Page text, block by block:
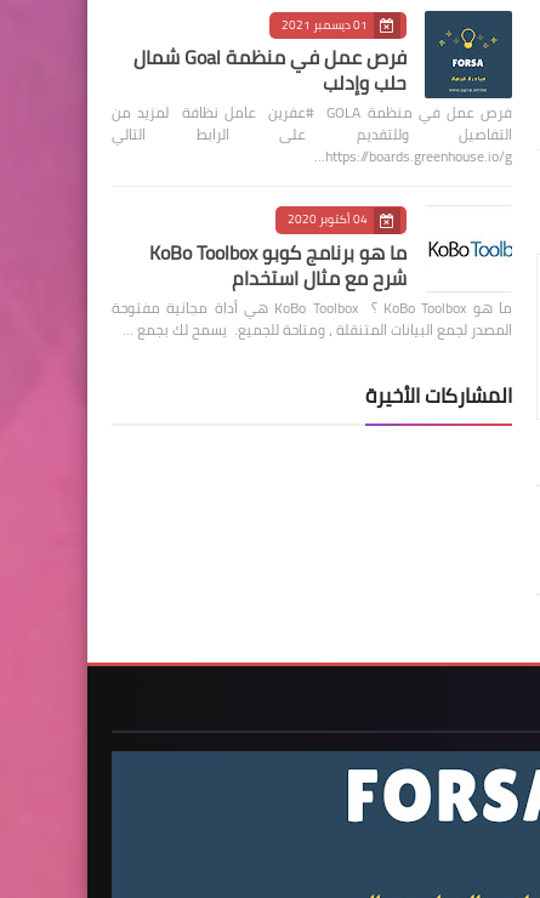
01 ديسمبر 2021
فرص عمل في منظمة Goal شمال
حلب وإدلب
فرص عمل في منظمة GOLA #عفرين عامل نظافة لمزيد من
التفاصيل وللتقديم على الرابط التالي
https://boards.greenhouse.io/g…
04 أكتوبر 2020
ما هو برنامج كوبو KoBo Toolbox
شرح مع مثال استخدام
ما هو KoBo Toolbox ؟ KoBo Toolbox هي أداة مجانية مفتوحة
المصدر لجمع البيانات المتنقلة ، ومتاحة للجميع. يسمح لك بجمع …
المشاركات الأخيرة